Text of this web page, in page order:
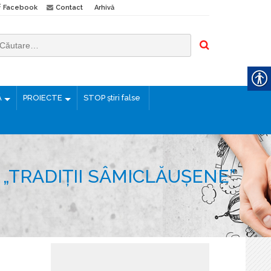
Facebook Contact Arhivă
PROIECTE STOP știri false
SÂMICLĂUȘENE”